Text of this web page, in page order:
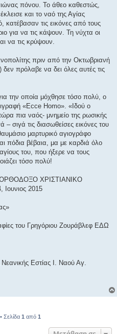
πόνου. Το άθεο καθεστώς,
και το ναό της Αγίας
κατέβασαν τις εικόνες από τους
για να τις κάψουν. Τη νύχτα οι
να τις κρύψουν.
πριν από την Οκτωβριανή
πρόλαβε να δει όλες αυτές τις
την οποία μόχθησε τόσο πολύ, ο
«Ecce Homo». «Ιδού ο
πια ναός- μνημείο της ρωσικής
σιγά τις διασωθείσες εικόνες του
μαρτυρικό αγιογράφο
πόδια βέβαια, μα με καρδιά όλο
του, που ήξερε να τους
τόσο πολύ!
ΟΡΘΟΔΟΞΟ ΧΡΙΣΤΙΑΝΙΚΟ
2015
του Γρηγόριου Ζουράβλεφ ΕΔΩ
Εστίας Ι. Ναού Αγ.
Σελίδα 1 από 1